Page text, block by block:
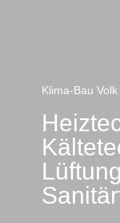
Klima-Bau Volk